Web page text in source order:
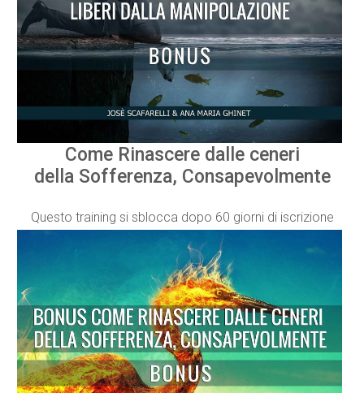
Come Rinascere dalle ceneri
della Sofferenza, Consapevolmente
Questo training si sblocca dopo 60 giorni di iscrizione